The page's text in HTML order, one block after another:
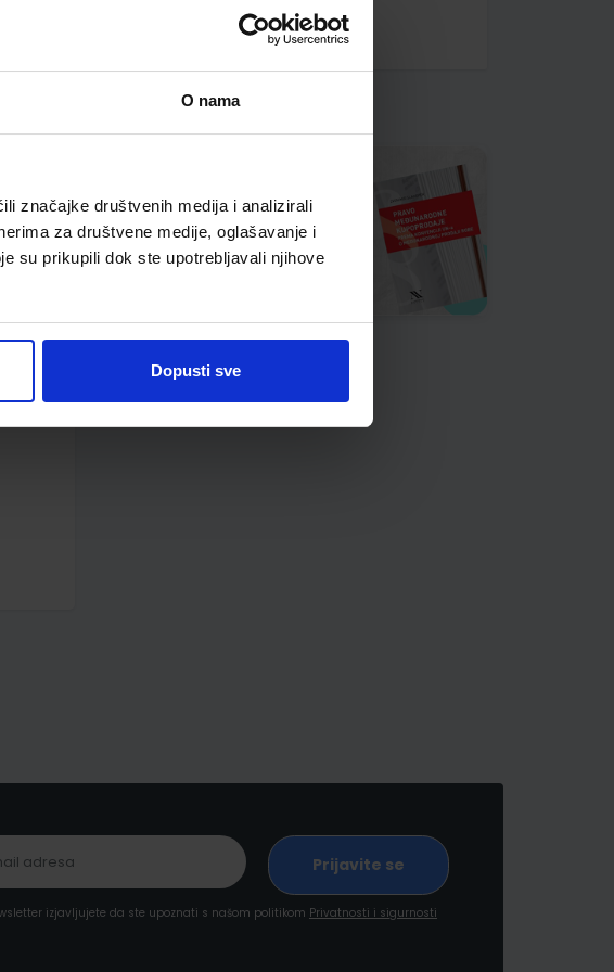
O nama
značajke društvenih medija i analizirali
za društvene medije, oglašavanje i
su prikupili dok ste upotrebljavali njihove
Dopusti sve
izjavljujete da ste upoznati s našom politikom Privatnosti i sigurnosti